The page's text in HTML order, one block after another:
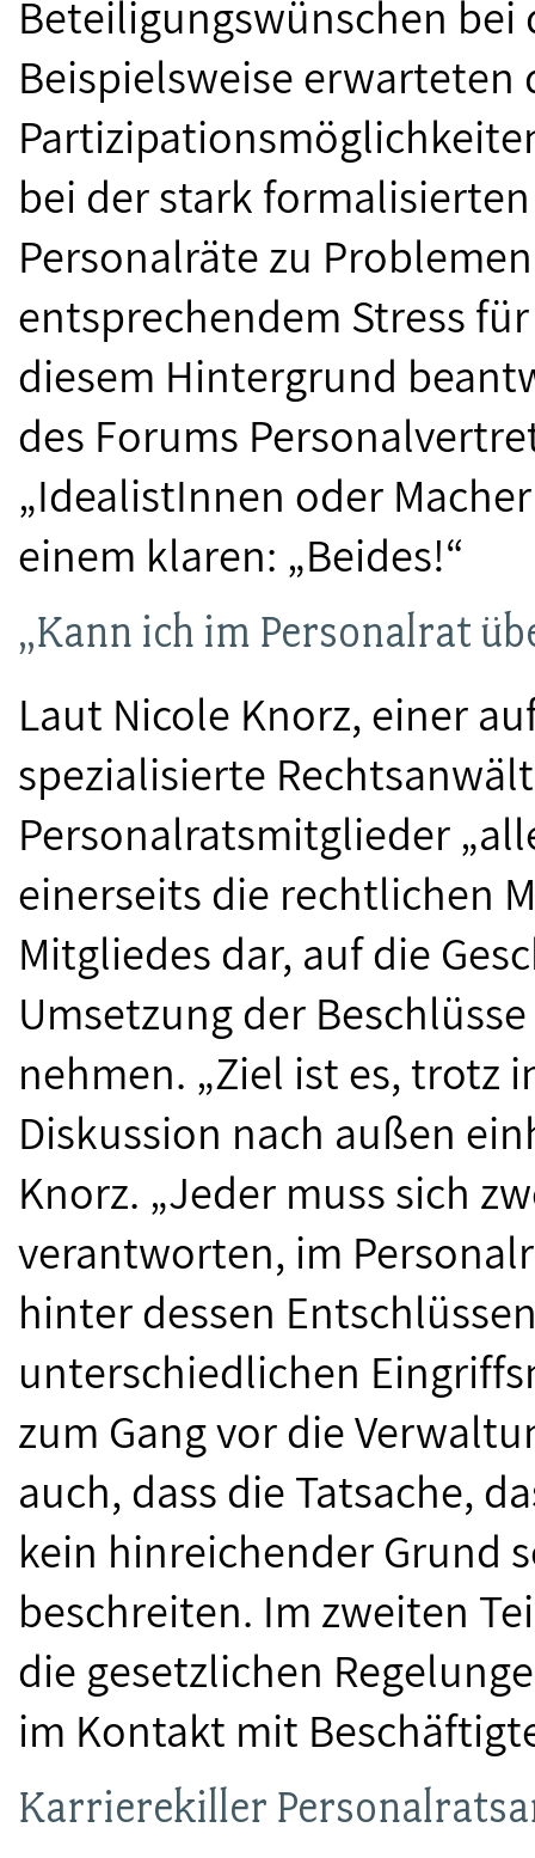
Beteiligungswünschen bei
Beispielsweise erwarteten
bei der stark
Personalräte zu
entsprechendem Stress
diesem Hintergrund
des Forums
„IdealistInnen oder
einem klaren: „Beides!“
„Kann ich im Personalrat
Laut Nicole Knorz, einer
spezialisierte
Personalratsmitglieder
einerseits die rechtlichen
Mitgliedes dar, auf die
Umsetzung der
nehmen. „Ziel ist es, trotz
Diskussion nach außen
Knorz. „Jeder muss sich
verantworten, im
hinter dessen
unterschiedlichen
zum Gang vor die
auch, dass die Tatsache,
kein hinreichender Grund
beschreiten. Im zweiten
die gesetzlichen
im Kontakt mit
Karrierekiller